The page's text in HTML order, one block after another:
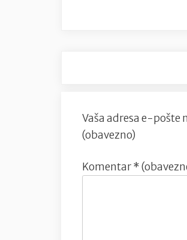
Vaša adresa e-pošte
(obavezno)
Komentar*